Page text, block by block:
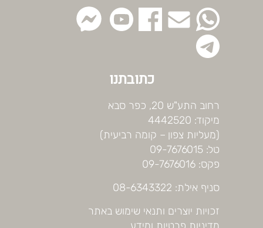
כתובתנו
רחוב התע"ש 20, כפר סבא
מיקוד: 4442520
(מעליות צפון – קומה רביעית)
טל: 09-7676015
פקס: 09-7676016
סניף אילת: 08-6343322
זכויות יוצרים ותנאי שימוש באתר